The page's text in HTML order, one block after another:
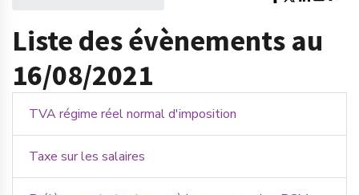
Liste des évènements au
16/08/2021
TVA régime réel normal d'imposition
Taxe sur les salaires